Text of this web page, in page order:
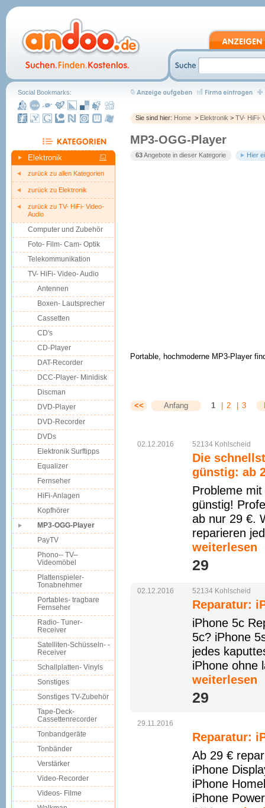
Sie sind hier: Home > Elektronik > TV- HiFi-
MP3-OGG-Player
63Angebote in dieser Kategorie Hier
Portable, hochmoderne MP3-Player
<< Anfang 1 2 3
02.12.2016 52134 Kohlscheid
Die
günstig: ab
Probleme
günstig!
ab nur 29 €.
reparieren
weiterlesen
29 
02.12.2016 52134 Kohlscheid
Reparatur:
iPhone 5c
5c? iPhone
jedes
iPhone ohne
weiterlesen
29 
29.11.2016
Reparatur:
Ab 29 €
iPhone
iPhone
iPhone
Social Bookmarks:
Elektronik
zurück zu allen Kategorien
zurück zu Elektronik
zurück zu TV- HiFi- Video-
Audio
Computer und Zubehör
Foto- Film- Cam- Optik
Telekommunikation
TV- HiFi- Video- Audio
Antennen
Boxen- Lautsprecher
Cassetten
CD's
CD-Player
DAT-Recorder
DCC-Player- Minidisk
Discman
DVD-Player
DVD-Recorder
DVDs
Elektronik Surftipps
Equalizer
Fernseher
HiFi-Anlagen
Kopfhörer
MP3-OGG-Player
PayTV
Phono-- TV--
Videomöbel
Plattenspieler-
Tonabnehmer
Portables- tragbare
Fernseher
Radio- Tuner-
Receiver
Satelliten-Schüsseln- -
Receiver
Schallplatten- Vinyls
Sonstiges
Sonstiges TV-Zubehör
Tape-Deck-
Cassettenrecorder
Tonbandgeräte
Tonbänder
Verstärker
Video-Recorder
Videos- Filme